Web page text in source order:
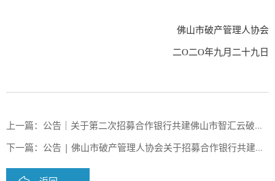
佛山市破产管理人协会
二O二O年九月二十九日
上一篇： 公告｜关于第二次招募合作银行共建佛山市智汇云破产案件管理系统公告
下一篇： 公告 | 佛山市破产管理人协会关于招募合作银行共建佛山市破产案件信息化管理系统的公告